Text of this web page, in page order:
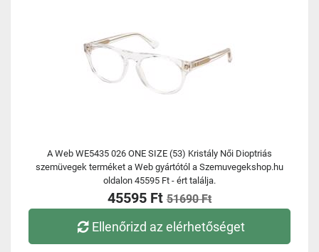
A Web WE5435 026 ONE SIZE (53) Kristály Női Dioptriás
szemüvegek terméket a Web gyártótól a Szemuvegekshop.hu
oldalon 45595 Ft - ért találja.
45595 Ft 51690 Ft
Ellenőrizd az elérhetőséget